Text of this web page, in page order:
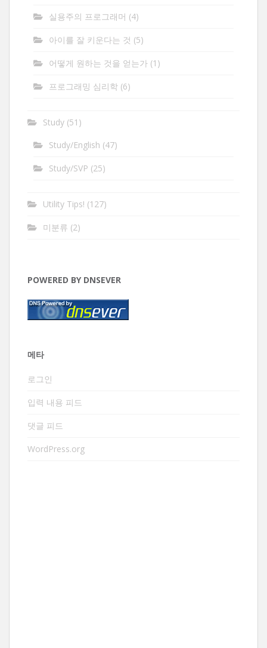
실용주의 프로그래머 (4)
아이를 잘 키운다는 것 (5)
어떻게 원하는 것을 얻는가 (1)
프로그래밍 심리학 (6)
Study (51)
Study/English (47)
Study/SVP (25)
Utility Tips! (127)
미분류 (2)
POWERED BY DNSEVER
메타
로그인
입력 내용 피드
댓글 피드
WordPress.org